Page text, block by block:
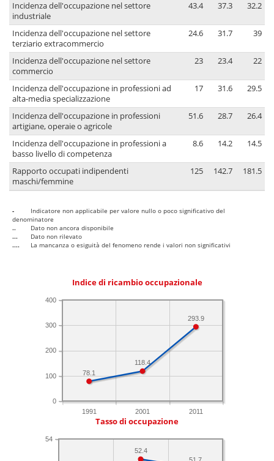
Incidenza dell'occupazione nel settore
industriale
43.4 37.3 32.2
Incidenza dell'occupazione nel settore
terziario extracommercio
24.6 31.7 39
Incidenza dell'occupazione nel settore
commercio
23 23.4 22
Incidenza dell'occupazione in professioni ad
alta-media specializzazione
17 31.6 29.5
Incidenza dell'occupazione in professioni
artigiane, operaie o agricole
51.6 28.7 26.4
Incidenza dell'occupazione in professioni a
basso livello di competenza
8.6 14.2 14.5
Rapporto occupati indipendenti
maschi/femmine
125 142.7 181.5
-
Indicatore non applicabile per valore nullo o poco significativo del
denominatore
..
Dato non ancora disponibile
...
Dato non rilevato
....
La mancanza o esiguità del fenomeno rende i valori non significativi
Indice di ricambio occupazionale
1991 2001 2011
0
100
200
300
400
293.9
118.4
78.1
Tasso di occupazione
54
52.4